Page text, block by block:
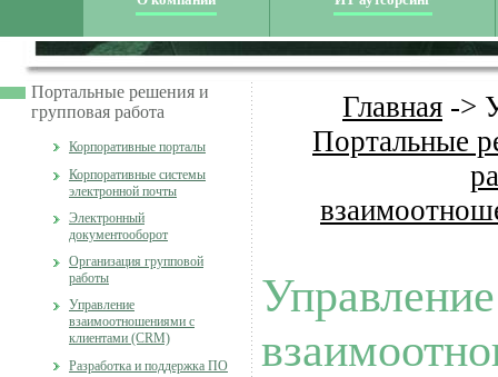
Портальные решения и
групповая работа
Корпоративные порталы
Корпоративные системы
электронной почты
Электронный
документооборот
Организация групповой
работы
Управление
взаимоотношениями с
клиентами (CRM)
Разработка и поддержка ПО
Главная ->
Портальные
Управление